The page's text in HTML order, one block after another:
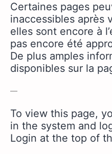
Certaines pages
inaccessibles après
elles sont encore à
pas encore été
De plus amples
disponibles sur la
—
To view this page,
in the system and
Login at the top of